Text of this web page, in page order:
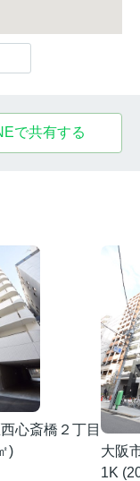
で共有する
心斎橋２丁目
)
大阪
1K